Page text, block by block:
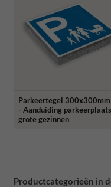
Parkeertegel 300x300mm
- Aanduiding parkeerplaats
grote gezinnen
Productcategorieën in